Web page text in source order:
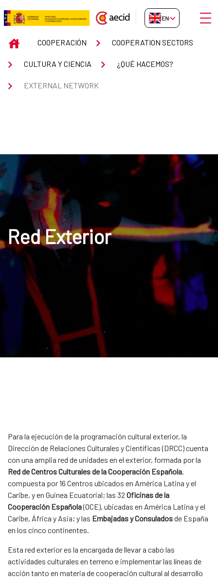
Skip to Main Content
EXTERNAL NETWORK
EN-GB
INICIOCOOPERACIÓN COOPERATION SECTORS
CULTURA Y CIENCIA ¿QUÉ HACEMOS?
EXTERNAL NETWORK
Red Exterior
Para la ejecución de la programación cultural exterior, la
Dirección de Relaciones Culturales y Científicas (DRCC) cuenta
con una amplia red de unidades en el exterior, formada por la
Red de Centros Culturales de la Cooperación Española,
compuesta por 16 Centros ubicados en América Latina y el
Caribe, y en Guinea Ecuatorial; las 32 Oficinas de la
Cooperación Española(OCE), ubicadas en América Latina y el
Caribe, África y Asia; y las Embajadas y Consuladosde España
en los cinco continentes.
Esta red exterior es la encargada de llevar a cabo las
actividades culturales en terreno e implementar las líneas de
acción tanto en materia de cooperación cultural al desarrollo